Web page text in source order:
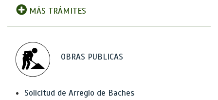
MÁS TRÁMITES
OBRAS PUBLICAS
Solicitud de Arreglo de Baches